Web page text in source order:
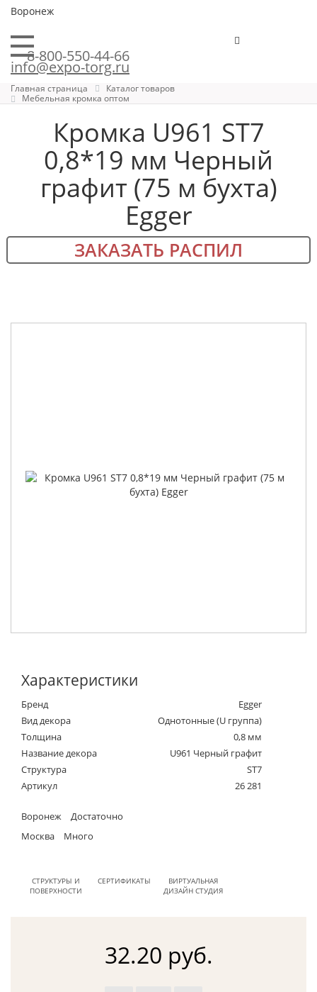
Воронеж
8-800-550-44-66
info@expo-torg.ru
Главная страница
Каталог товаров
Мебельная кромка оптом
Кромка U961 ST7
0,8*19 мм Черный
графит (75 м бухта)
Egger
ЗАКАЗАТЬ РАСПИЛ
Характеристики
Бренд
Egger
Вид декора
Однотонные (U группа)
Толщина
0,8 мм
Название декора
U961 Черный графит
Структура
ST7
Артикул
26 281
Воронеж
Достаточно
Москва
Много
СТРУКТУРЫ И
ПОВЕРХНОСТИ
СЕРТИФИКАТЫ
ВИРТУАЛЬНАЯ
ДИЗАЙН СТУДИЯ
32.20 руб.